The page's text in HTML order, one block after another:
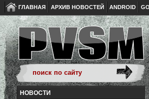
ГЛАВНАЯ АРХИВ НОВОСТЕЙ ANDROID
НОВОСТИ